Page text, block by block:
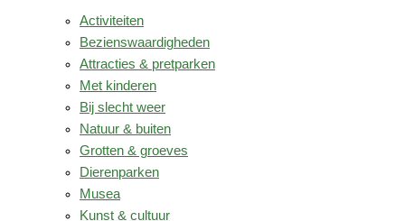
Activiteiten
Bezienswaardigheden
Attracties & pretparken
Met kinderen
Bij slecht weer
Natuur & buiten
Grotten & groeves
Dierenparken
Musea
Kunst & cultuur